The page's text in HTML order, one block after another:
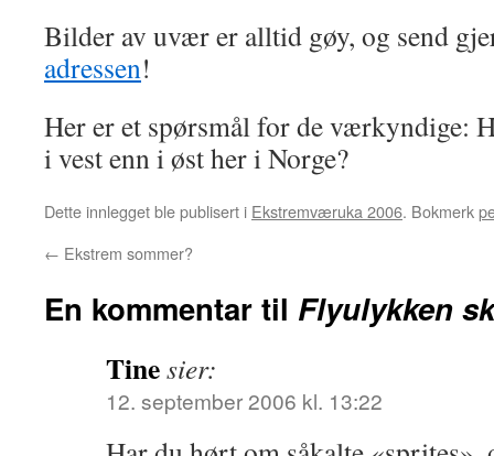
Bilder av uvær er alltid gøy, og send
adressen!
Her er et spørsmål for de værkyndige:
i vest enn i øst her i Norge?
Dette innlegget ble publisert i Ekstremværuka 2006. Bokmerk
← Ekstrem sommer?
En kommentar til Flyulykken
Tinesier:
12. september 2006 kl. 13:22